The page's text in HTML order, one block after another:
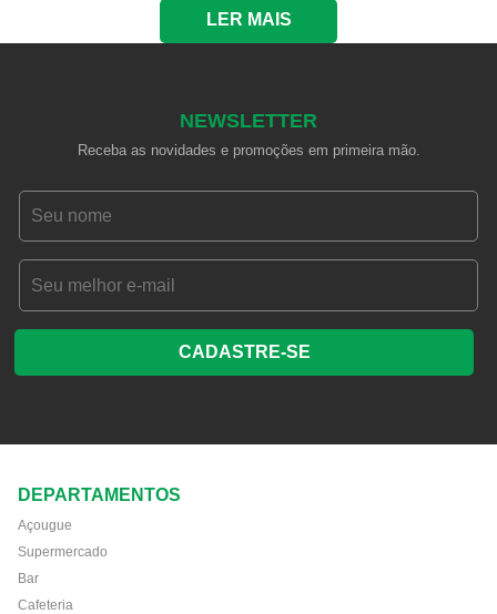
LER MAIS
NEWSLETTER
Receba as novidades e promoções em primeira mão.
CADASTRE-SE
DEPARTAMENTOS
Açougue
Supermercado
Bar
Cafeteria